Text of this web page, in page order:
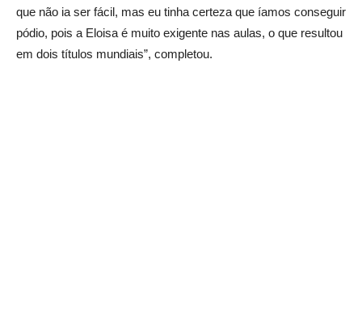
que não ia ser fácil, mas eu tinha certeza que íamos conseguir
pódio, pois a Eloisa é muito exigente nas aulas, o que resultou
em dois títulos mundiais”, completou.